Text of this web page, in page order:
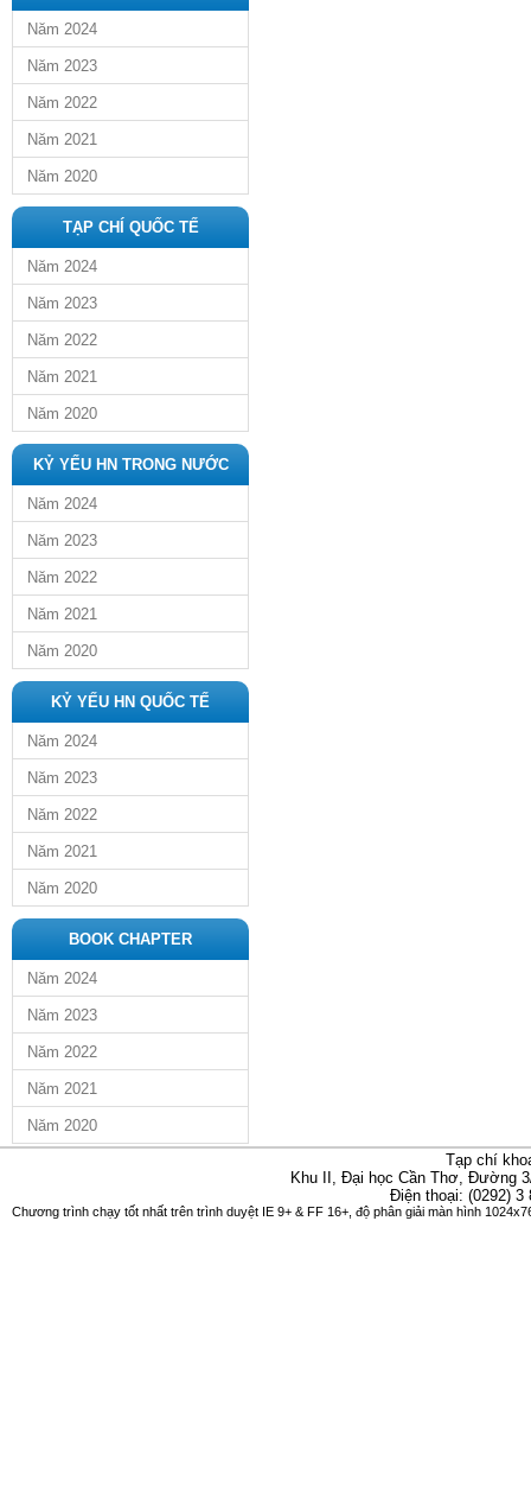
Năm 2024
Năm 2023
Năm 2022
Năm 2021
Năm 2020
TẠP CHÍ QUỐC TẾ
Năm 2024
Năm 2023
Năm 2022
Năm 2021
Năm 2020
KỶ YẾU HN TRONG NƯỚC
Năm 2024
Năm 2023
Năm 2022
Năm 2021
Năm 2020
KỶ YẾU HN QUỐC TẾ
Năm 2024
Năm 2023
Năm 2022
Năm 2021
Năm 2020
BOOK CHAPTER
Năm 2024
Năm 2023
Năm 2022
Năm 2021
Năm 2020
Tạp chí
Khu II, Đại học Cần Thơ, Đường
Điện thoại: (0292)
Chương trình chạy tốt nhất trên trình duyệt IE 9+ & FF 16+, độ phân giải màn hình